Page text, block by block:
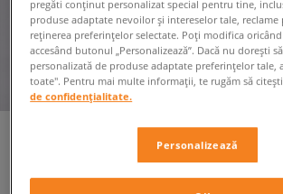
LACOSTE CARNABY PIQUEE
pregăti conținut personalizat special pentru tine,
produse adaptate nevoilor și intereselor tale, reclame
reținerea preferințelor selectate. Poți modifica
accesând butonul „Personalizează”. Dacă nu dorești
personalizată de produse adaptate preferințelor tale,
toate". Pentru mai multe informații, te rugăm să citești
de confidențialitate.
Personalizează